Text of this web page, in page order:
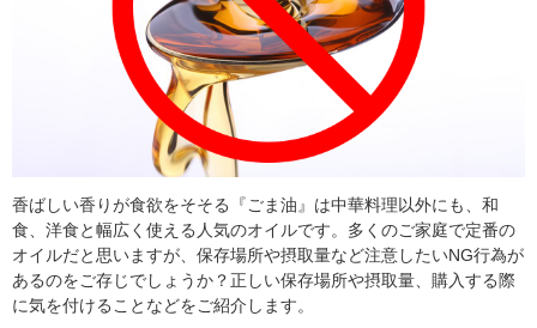
香ばしい香りが食欲をそそる『ごま油』は中華料理以外にも、和
食、洋食と幅広く使える人気のオイルです。多くのご家庭で定番の
オイルだと思いますが、保存場所や摂取量など注意したいNG行為が
あるのをご存じでしょうか？正しい保存場所や摂取量、購入する際
に気を付けることなどをご紹介します。